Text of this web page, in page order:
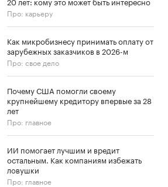
Про: карьеру
Как микробизнесу принимать оплату от
зарубежных заказчиков в 2026-м
Про: свое дело
Почему США помогли своему
крупнейшему кредитору впервые за 28
лет
Про: главное
ИИ помогает лучшим и вредит
остальным. Как компаниям избежать
ловушки
Про: главное